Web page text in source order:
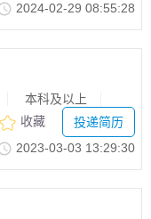
2024-02-2908:55:28
本科及以上
收藏
投递简历
2023-03-0313:29:30